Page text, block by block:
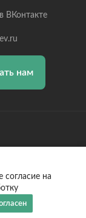
ВКонтакте
нам
согласие на